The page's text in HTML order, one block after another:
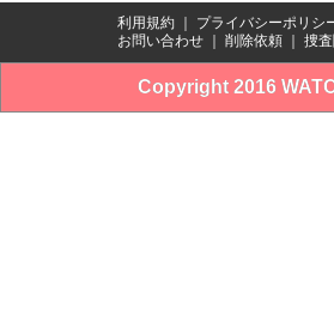
利用規約 プライバシーポリシ
お問い合わせ
削除依頼 捜
Copyright 2016